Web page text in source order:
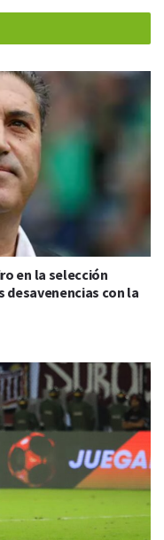
en la selección
con la